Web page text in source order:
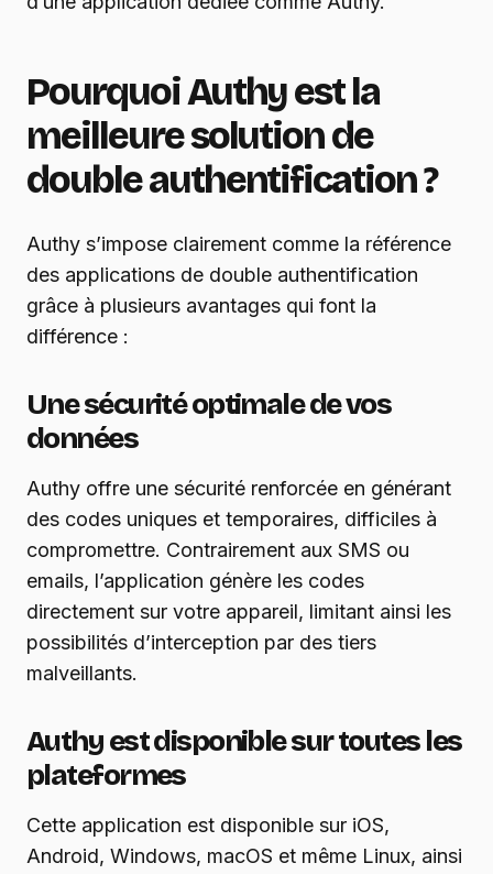
Pourquoi Authy est la
meilleure solution de
double authentification ?
Authy s’impose clairement comme la référence
des applications de double authentification
grâce à plusieurs avantages qui font la
différence :
Une sécurité optimale de vos
données
Authy offre une sécurité renforcée en générant
des codes uniques et temporaires, difficiles à
compromettre. Contrairement aux SMS ou
emails, l’application génère les codes
directement sur votre appareil, limitant ainsi les
possibilités d’interception par des tiers
malveillants.
Authy est disponible sur toutes les
plateformes
Cette application est disponible sur iOS,
Android, Windows, macOS et même Linux, ainsi